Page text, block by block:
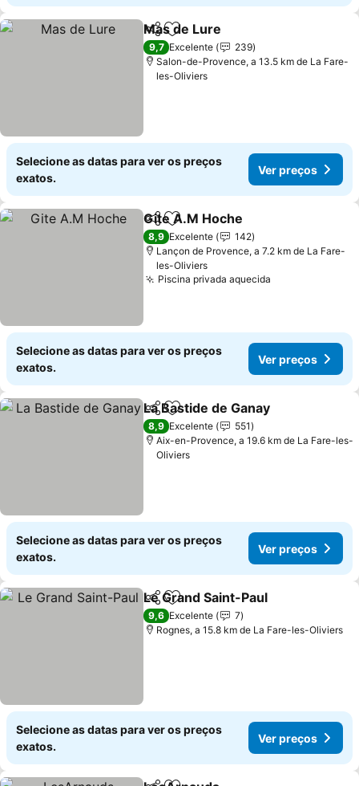
PartilharAdicionar aos favoritos
Mas de Lure
9,7 Excelente
239
Salon-de-Provence, a 13.5 km de La Fare-
les-Oliviers
Selecione as datas para ver os preços
exatos.
Ver preços
PartilharAdicionar aos favoritos
Gite A.M Hoche
8,9 Excelente
142
Lançon de Provence, a 7.2 km de La Fare-
les-Oliviers
Piscina privada aquecida
Selecione as datas para ver os preços
exatos.
Ver preços
PartilharAdicionar aos favoritos
La Bastide de Ganay
8,9 Excelente
551
Aix-en-Provence, a 19.6 km de La Fare-les-
Oliviers
Selecione as datas para ver os preços
exatos.
Ver preços
PartilharAdicionar aos favoritos
Le Grand Saint-Paul
9,6 Excelente
7
Rognes, a 15.8 km de La Fare-les-Oliviers
Selecione as datas para ver os preços
exatos.
Ver preços